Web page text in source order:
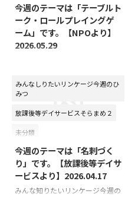
と、「ペンの跡かな」「ただの点
だね」と思ってしまうような小さ
な印です。 ところが子どもたち
は違いました。 「流れ星みた
「宇宙にある星かな？」 同じも
のを見ているはずなのに、一人 ...
未分類
今週のテーマは「テーブルト
ーク・ロールプレイングゲ
ーム」です。【NPOより】
2026.05.29
マは「テーブルトーク・ロールプ
レイングゲーム」です。 今年も
た。 昨年は１本だけ花をつけて
いましたが、今年はなんと３本
躍りました。 別名チューリップ
ツリーと言われるかわいらしさは
健在です。 今回は子ど
もたちにとってのサードプレイス
みんなしりたいリンケージ今週のひ
みつ
放課後等デイサービスそらまめ２
未分類
今週のテーマは「名刺づく
り」です。【放課後等デイサ
ービスより】2026.04.17
みんな知りたいリンケージ今週の